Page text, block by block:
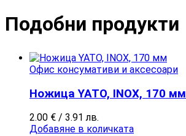
Подобни продукти​
Офис консумативи и аксесоари
Ножица YATO, INOX, 170 мм
2.00 € / 3.91 лв.
Добавяне в количката